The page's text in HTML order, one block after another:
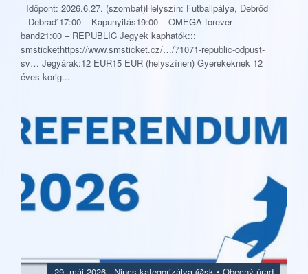
Időpont: 2026.6.27. (szombat)Helyszín: Futballpálya, Debrőd
– Debraď 17:00 – Kapunyitás19:00 – OMEGA forever
band21:00 – REPUBLIC Jegyek kaphatók:::
smstickethttps://www.smsticket.cz/…/71071-republic-odpust-
sv… Jegyárak:12 EUR15 EUR (helyszínen) Gyerekeknek 12
éves korig...